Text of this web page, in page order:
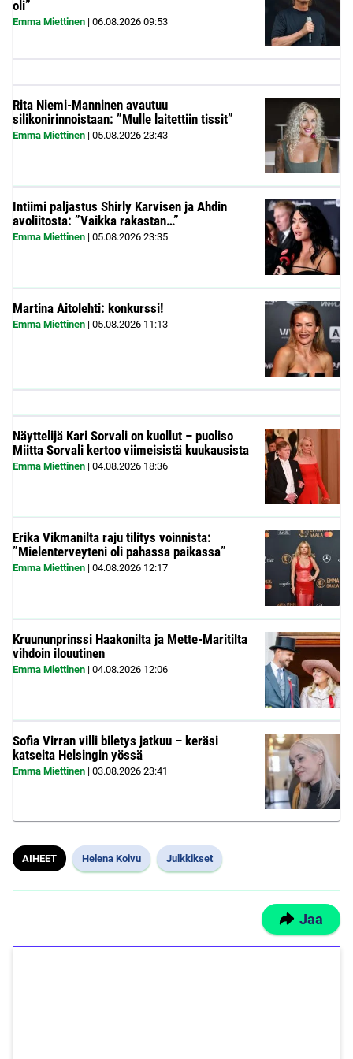
oli”
Emma Miettinen | 06.08.2026 09:53
Rita Niemi-Manninen avautuu
silikonirinnoistaan: ”Mulle laitettiin tissit”
Emma Miettinen | 05.08.2026 23:43
Intiimi paljastus Shirly Karvisen ja Ahdin
avoliitosta: ”Vaikka rakastan…”
Emma Miettinen | 05.08.2026 23:35
Martina Aitolehti: konkurssi!
Emma Miettinen | 05.08.2026 11:13
Näyttelijä Kari Sorvali on kuollut – puoliso
Miitta Sorvali kertoo viimeisistä kuukausista
Emma Miettinen | 04.08.2026 18:36
Erika Vikmanilta raju tilitys voinnista:
”Mielenterveyteni oli pahassa paikassa”
Emma Miettinen | 04.08.2026 12:17
Kruununprinssi Haakonilta ja Mette-Maritilta
vihdoin ilouutinen
Emma Miettinen | 04.08.2026 12:06
Sofia Virran villi biletys jatkuu – keräsi
katseita Helsingin yössä
Emma Miettinen | 03.08.2026 23:41
AIHEET Helena Koivu Julkkikset
Jaa